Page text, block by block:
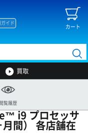
カート
イド
買取
覧履歴
i9 プロセッサ
間） 各店舗在